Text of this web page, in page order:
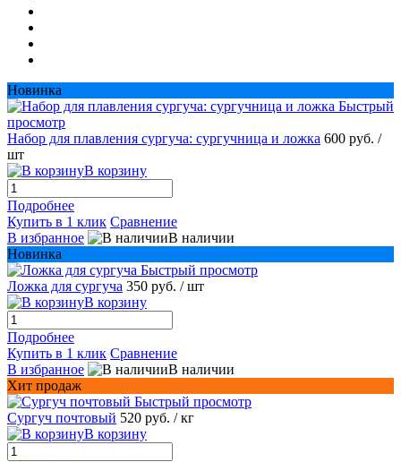
Новинка
Быстрый
просмотр
Набор для плавления сургуча: сургучница и ложка 600 руб. /
шт
В корзину
Подробнее
Купить в 1 клик Сравнение
В избранное
В наличии
Новинка
Быстрый просмотр
Ложка для сургуча 350 руб. / шт
В корзину
Подробнее
Купить в 1 клик Сравнение
В избранное
В наличии
Хит продаж
Быстрый просмотр
Сургуч почтовый 520 руб. / кг
В корзину